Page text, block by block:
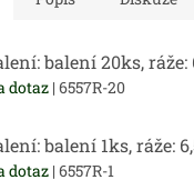
balení 20ks, ráže:
dotaz | 6557R-20
balení 1ks, ráže:
dotaz | 6557R-1